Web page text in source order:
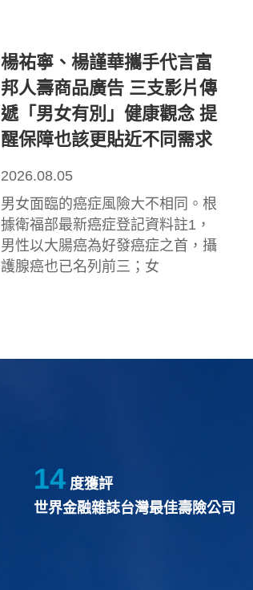
楊祐寧、楊謹華攜手代言富
邦人壽商品廣告 三支影片傳
遞「男女有別」健康觀念 提
醒保障也該更貼近不同需求
2026.08.05
男女面臨的癌症風險大不相同。根
據衛福部最新癌症登記資料註1，
男性以大腸癌為好發癌症之首，攝
護腺癌也已名列前三；女
14 度獲評
世界金融雜誌台灣最佳壽險公司